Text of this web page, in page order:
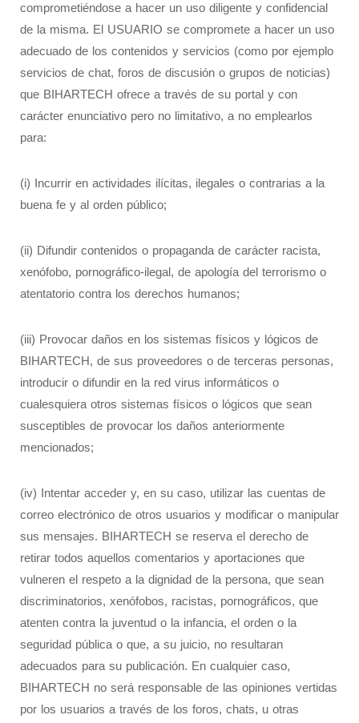
comprometiéndose a hacer un uso diligente y confidencial
de la misma. El USUARIO se compromete a hacer un uso
adecuado de los contenidos y servicios (como por ejemplo
servicios de chat, foros de discusión o grupos de noticias)
que BIHARTECH ofrece a través de su portal y con
carácter enunciativo pero no limitativo, a no emplearlos
para:
(i) Incurrir en actividades ilícitas, ilegales o contrarias a la
buena fe y al orden público;
(ii) Difundir contenidos o propaganda de carácter racista,
xenófobo, pornográfico-ilegal, de apología del terrorismo o
atentatorio contra los derechos humanos;
(iii) Provocar daños en los sistemas físicos y lógicos de
BIHARTECH, de sus proveedores o de terceras personas,
introducir o difundir en la red virus informáticos o
cualesquiera otros sistemas físicos o lógicos que sean
susceptibles de provocar los daños anteriormente
mencionados;
(iv) Intentar acceder y, en su caso, utilizar las cuentas de
correo electrónico de otros usuarios y modificar o manipular
sus mensajes. BIHARTECH se reserva el derecho de
retirar todos aquellos comentarios y aportaciones que
vulneren el respeto a la dignidad de la persona, que sean
discriminatorios, xenófobos, racistas, pornográficos, que
atenten contra la juventud o la infancia, el orden o la
seguridad pública o que, a su juicio, no resultaran
adecuados para su publicación. En cualquier caso,
BIHARTECH no será responsable de las opiniones vertidas
por los usuarios a través de los foros, chats, u otras